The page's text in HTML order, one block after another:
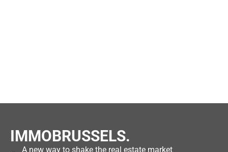
IMMOBRUSSELS.
A new way to shake the real estate market